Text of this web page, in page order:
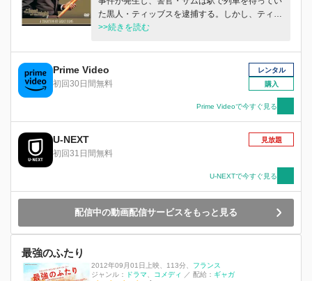
た黒人・ティッブスを逮捕する。しかし、ティッ
ブスはフィラデルフィアの刑事だった。切れ者の
頼する。
>>続きを読む
Prime Video
初回30日間無料
レンタル
購入
Prime Videoで今すぐ見る
U-NEXT
初回31日間無料
見放題
U-NEXTで今すぐ見る
配信中の動画配信サービスをもっと見る
最強のふたり
2012年09月01日上映 113分
フランス
ジャンル：
ドラマ コメディ ／ 配給： ギャガ